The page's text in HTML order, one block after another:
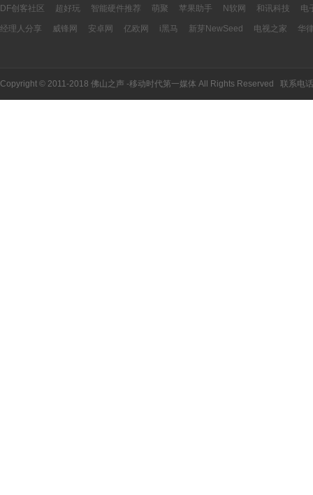
DF创客社区 超好玩 智能硬件推荐 萌聚 苹果助手 N软网 和讯科技 电
经理人分享 威锋网 安卓网 亿欧网 i黑马 新芽NewSeed 电视之家 华
Copyright © 2011-2018 佛山之声 -移动时代第一媒体 All Rights Reserved 联系